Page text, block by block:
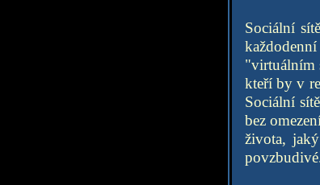
Sociální
"virtuálním
kteří by v
Sociální
bez
života,